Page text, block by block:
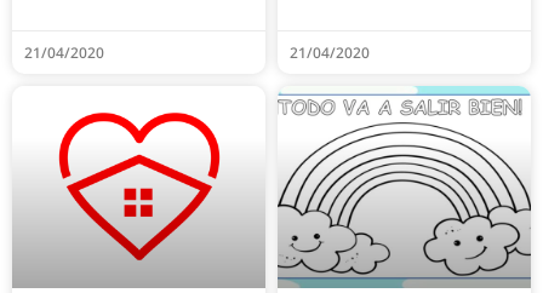
21/04/2020 21/04/2020